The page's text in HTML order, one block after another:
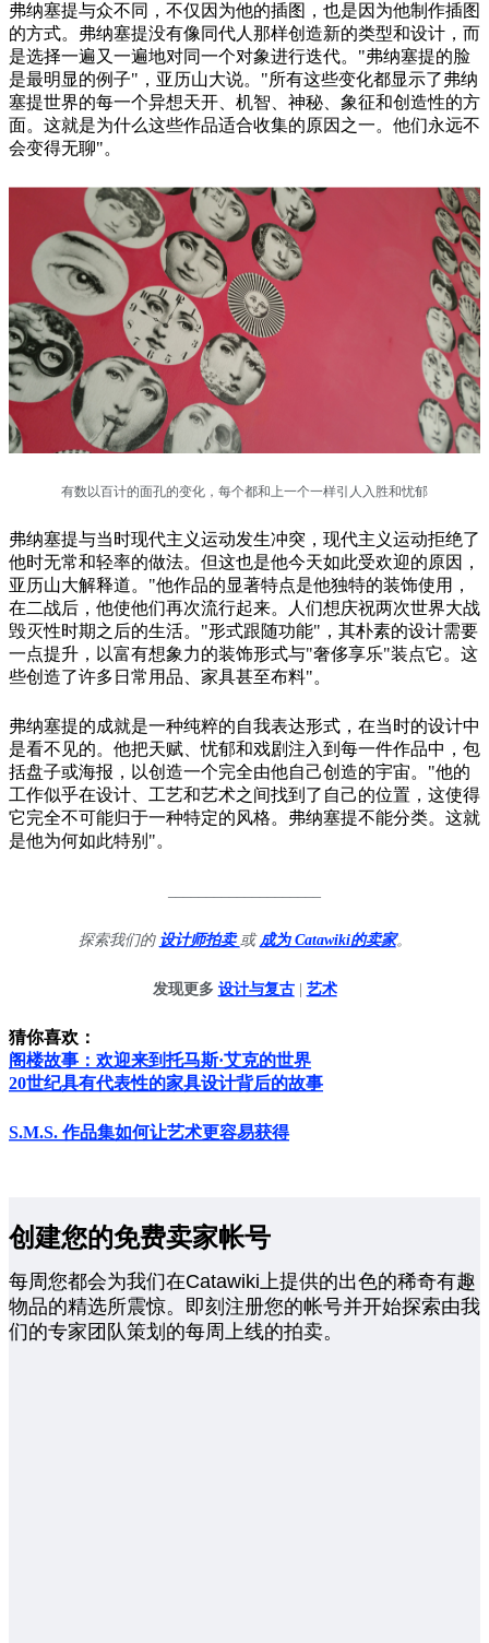
弗纳塞提与众不同，不仅因为他的插图，也是因为他制作插图
的方式。弗纳塞提没有像同代人那样创造新的类型和设计，而
是选择一遍又一遍地对同一个对象进行迭代。"弗纳塞提的脸
是最明显的例子"，亚历山大说。"所有这些变化都显示了弗纳
塞提世界的每一个异想天开、机智、神秘、象征和创造性的方
面。这就是为什么这些作品适合收集的原因之一。他们永远不
会变得无聊"。
有数以百计的面孔的变化，每个都和上一个一样引人入胜和忧郁
弗纳塞提与当时现代主义运动发生冲突，现代主义运动拒绝了
他时无常和轻率的做法。但这也是他今天如此受欢迎的原因，
亚历山大解释道。"他作品的显著特点是他独特的装饰使用，
在二战后，他使他们再次流行起来。人们想庆祝两次世界大战
毁灭性时期之后的生活。"形式跟随功能"，其朴素的设计需要
一点提升，以富有想象力的装饰形式与"奢侈享乐"装点它。这
些创造了许多日常用品、家具甚至布料"。
弗纳塞提的成就是一种纯粹的自我表达形式，在当时的设计中
是看不见的。他把天赋、忧郁和戏剧注入到每一件作品中，包
括盘子或海报，以创造一个完全由他自己创造的宇宙。"他的
工作似乎在设计、工艺和艺术之间找到了自己的位置，这使得
它完全不可能归于一种特定的风格。弗纳塞提不能分类。这就
是他为何如此特别"。
探索我们的 设计师拍卖或成为 Catawiki的卖家。
发现更多 设计与复古| 艺术
猜你喜欢：
阁楼故事：欢迎来到托马斯·艾克的世界
20世纪具有代表性的家具设计背后的故事
S.M.S. 作品集如何让艺术更容易获得
创建您的免费卖家帐号
每周您都会为我们在Catawiki上提供的出色的稀奇有趣
物品的精选所震惊。即刻注册您的帐号并开始探索由我
们的专家团队策划的每周上线的拍卖。